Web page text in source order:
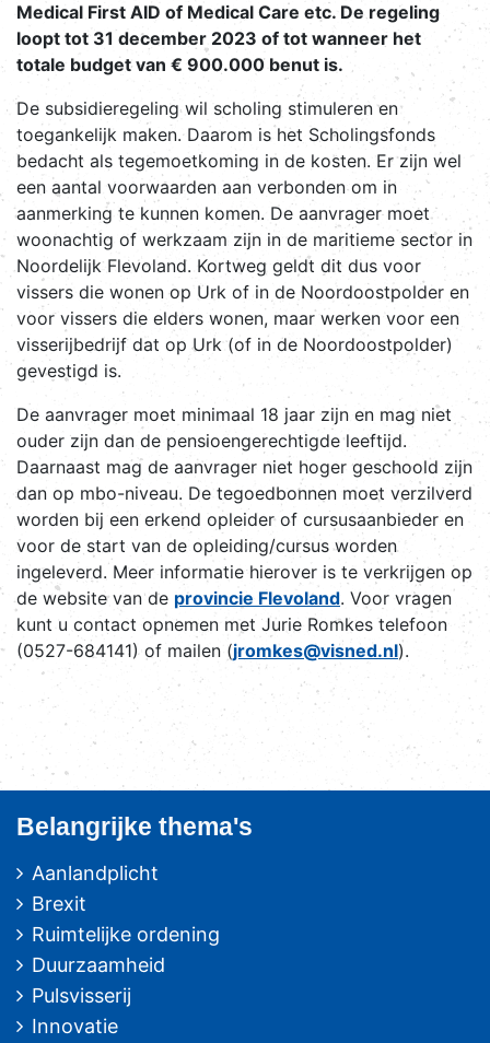
Medical First AID of Medical Care etc. De regeling
loopt tot 31 december 2023 of tot wanneer het
totale budget van € 900.000 benut is.
De subsidieregeling wil scholing stimuleren en
toegankelijk maken. Daarom is het Scholingsfonds
bedacht als tegemoetkoming in de kosten. Er zijn wel
een aantal voorwaarden aan verbonden om in
aanmerking te kunnen komen. De aanvrager moet
woonachtig of werkzaam zijn in de maritieme sector in
Noordelijk Flevoland. Kortweg geldt dit dus voor
vissers die wonen op Urk of in de Noordoostpolder en
voor vissers die elders wonen, maar werken voor een
visserijbedrijf dat op Urk (of in de Noordoostpolder)
gevestigd is.
De aanvrager moet minimaal 18 jaar zijn en mag niet
ouder zijn dan de pensioengerechtigde leeftijd.
Daarnaast mag de aanvrager niet hoger geschoold zijn
dan op mbo-niveau. De tegoedbonnen moet verzilverd
worden bij een erkend opleider of cursusaanbieder en
voor de start van de opleiding/cursus worden
ingeleverd. Meer informatie hierover is te verkrijgen op
de website van de provincie Flevoland. Voor vragen
kunt u contact opnemen met Jurie Romkes telefoon
(0527-684141) of mailen (jromkes@visned.nl).
Belangrijke thema's
Aanlandplicht
Brexit
Ruimtelijke ordening
Duurzaamheid
Pulsvisserij
Innovatie